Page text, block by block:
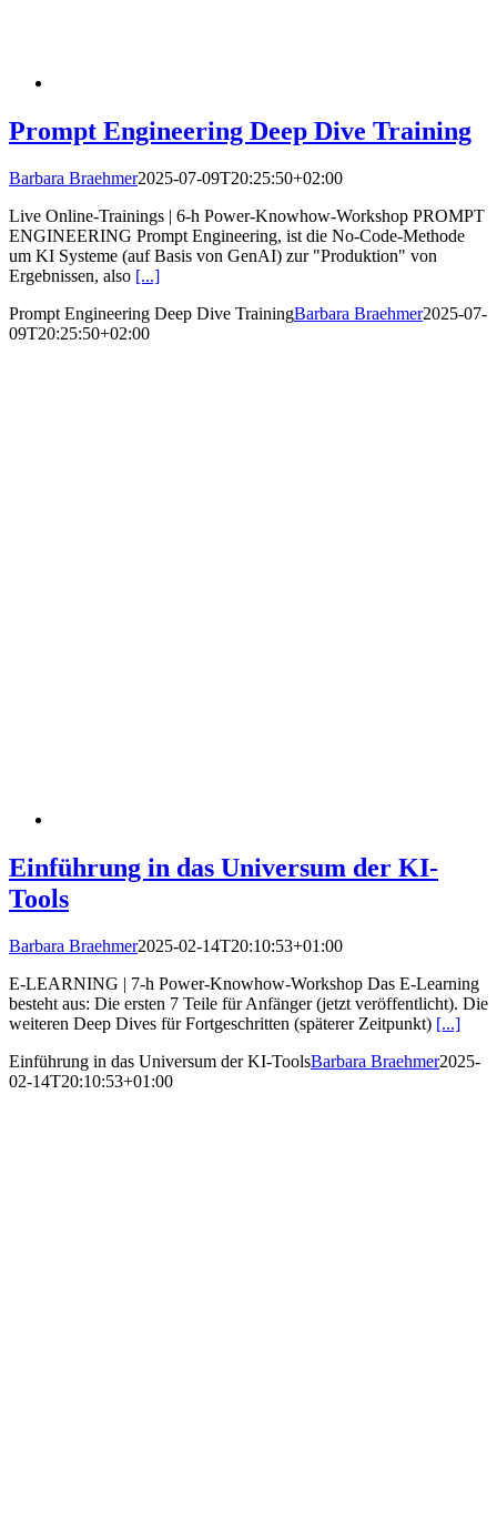
Prompt Engineering Deep Dive Training
Barbara Braehmer2025-07-09T20:25:50+02:00
Live Online-Trainings | 6-h Power-Knowhow-Workshop PROMPT
ENGINEERING Prompt Engineering, ist die No-Code-Methode
um KI Systeme (auf Basis von GenAI) zur "Produktion" von
Ergebnissen, also [...]
Prompt Engineering Deep Dive TrainingBarbara Braehmer2025-07-
09T20:25:50+02:00
Einführung in das Universum der KI-
Tools
Barbara Braehmer2025-02-14T20:10:53+01:00
E-LEARNING | 7-h Power-Knowhow-Workshop Das E-Learning
besteht aus: Die ersten 7 Teile für Anfänger (jetzt veröffentlicht). Die
weiteren Deep Dives für Fortgeschritten (späterer Zeitpunkt) [...]
Einführung in das Universum der KI-ToolsBarbara Braehmer2025-
02-14T20:10:53+01:00